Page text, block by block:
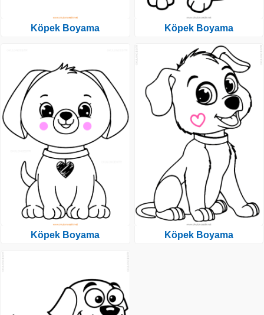
Köpek Boyama
Köpek Boyama
Köpek Boyama
Köpek Boyama